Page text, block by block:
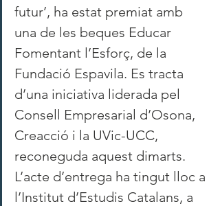
futur’, ha estat premiat amb
una de les beques Educar
Fomentant l’Esforç, de la
Fundació Espavila. Es tracta
d’una iniciativa liderada pel
Consell Empresarial d’Osona,
Creacció i la UVic-UCC,
reconeguda aquest dimarts.
L’acte d’entrega ha tingut lloc a
l’Institut d’Estudis Catalans, a